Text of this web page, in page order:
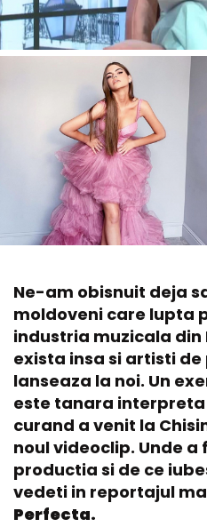
Ne-am obisnuit deja
moldoveni care lupta
industria muzicala
exista insa si artisti de
lanseaza la noi. Un
este tanara interpreta
curand a venit la
noul videoclip. Unde
productia si de ce
vedeti in reportajul
Perfecta.